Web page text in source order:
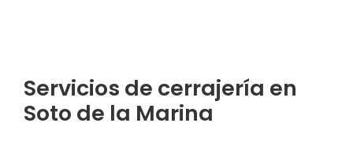
Servicios de cerrajería en
Soto de la Marina